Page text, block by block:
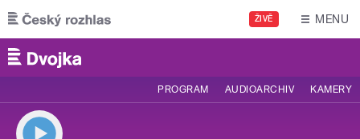
Přejít k hlavnímu obsahu
ŽIVĚ MENU
PROGRAM AUDIOARCHIV KAMERY